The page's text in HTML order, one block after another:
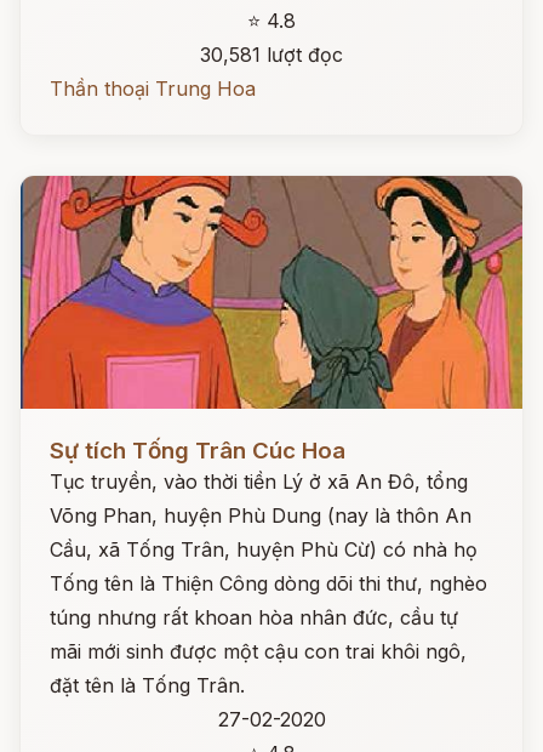
⭐ 4.8
30,581 lượt đọc
Thần thoại Trung Hoa
Sự tích Tống Trân Cúc Hoa
Tục truyền, vào thời tiền Lý ở xã An Đô, tổng
Võng Phan, huyện Phù Dung (nay là thôn An
Cầu, xã Tống Trân, huyện Phù Cừ) có nhà họ
Tống tên là Thiện Công dòng dõi thi thư, nghèo
túng nhưng rất khoan hòa nhân đức, cầu tự
mãi mới sinh được một cậu con trai khôi ngô,
đặt tên là Tống Trân.
27-02-2020